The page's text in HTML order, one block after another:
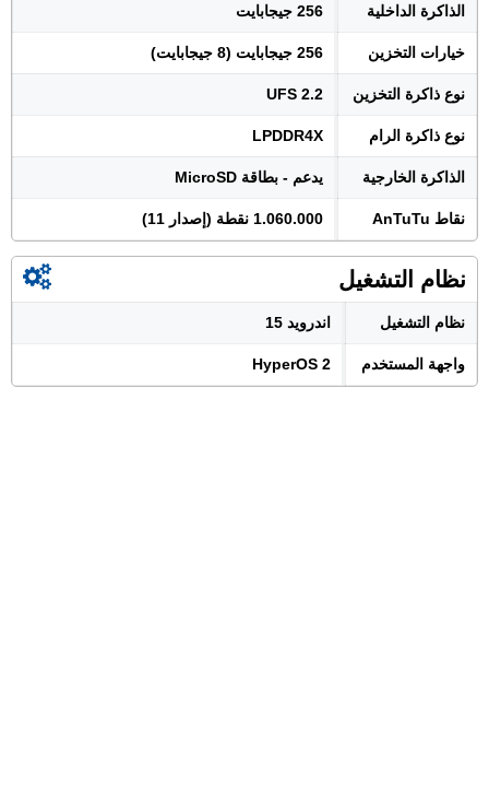
الذاكرة الداخلية 256 جيجابايت
خيارات التخزين 256 جيجابايت (8 جيجابايت)
نوع ذاكرة التخزين UFS 2.2
نوع ذاكرة الرام LPDDR4X
الذاكرة الخارجية يدعم - بطاقة MicroSD
نقاط AnTuTu 1.060.000 نقطة (إصدار 11)
نظام التشغيل
نظام التشغيل اندرويد 15
واجهة المستخدم HyperOS 2